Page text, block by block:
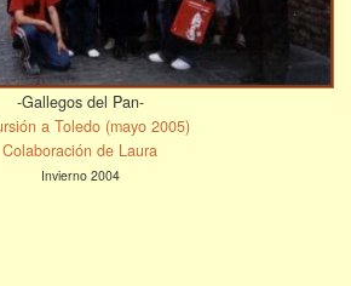
-Gallegos del Pan-
a Toledo (mayo 2005)
Colaboración de Laura
Invierno 2004